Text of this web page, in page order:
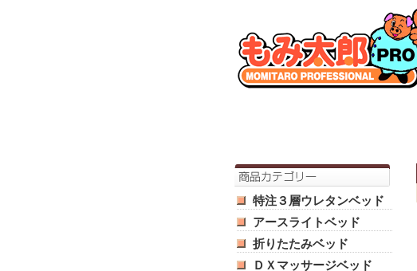
特注３層ウレタンベッド
アースライトベッド
折りたたみベッド
ＤＸマッサージベッド